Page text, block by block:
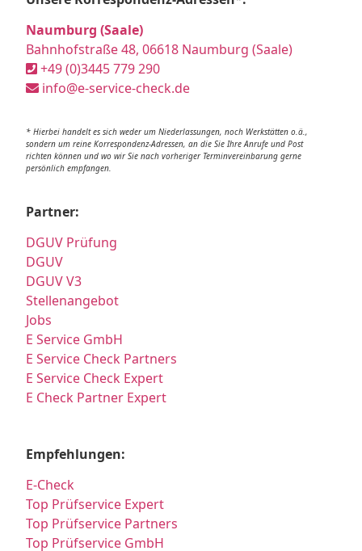
Naumburg (Saale)
Bahnhofstraße 48, 06618 Naumburg (Saale)
+49 (0)3445 779 290
info@e-service-check.de
* Hierbei handelt es sich weder um Niederlassungen, noch Werkstätten o.ä.,
sondern um reine Korrespondenz-Adressen, an die Sie Ihre Anrufe und Post
richten können und wo wir Sie nach vorheriger Terminvereinbarung gerne
persönlich empfangen.
Partner:
DGUV Prüfung
DGUV
DGUV V3
Stellenangebot
Jobs
E Service GmbH
E Service Check Partners
E Service Check Expert
E Check Partner Expert
Empfehlungen:
E-Check
Top Prüfservice Expert
Top Prüfservice Partners
Top Prüfservice GmbH